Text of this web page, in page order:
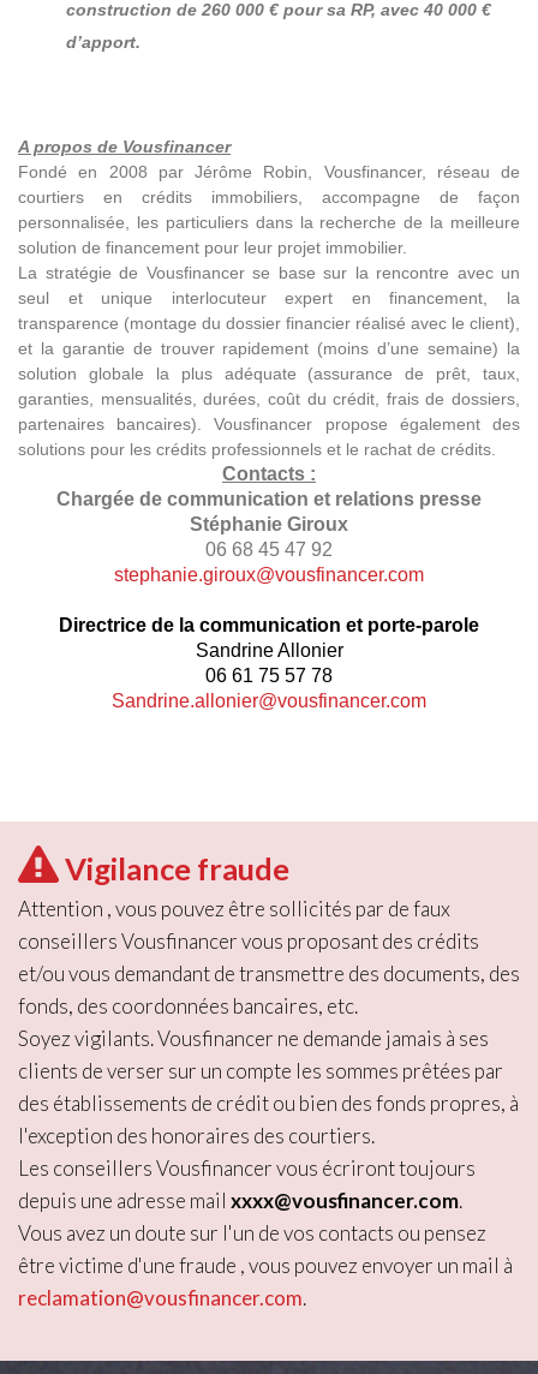
construction de 260 000 € pour sa RP, avec 40 000 €
d’apport.
A propos de Vousfinancer
Fondé en 2008 par Jérôme Robin, Vousfinancer, réseau de
courtiers en crédits immobiliers, accompagne de façon
personnalisée, les particuliers dans la recherche de la meilleure
solution de financement pour leur projet immobilier.
La stratégie de Vousfinancer se base sur la rencontre avec un
seul et unique interlocuteur expert en financement, la
transparence (montage du dossier financier réalisé avec le client),
et la garantie de trouver rapidement (moins d’une semaine) la
solution globale la plus adéquate (assurance de prêt, taux,
garanties, mensualités, durées, coût du crédit, frais de dossiers,
partenaires bancaires). Vousfinancer propose également des
solutions pour les crédits professionnels et le rachat de crédits.
Contacts :
Chargée de communication et relations presse
Stéphanie Giroux
06 68 45 47 92
stephanie.giroux@vousfinancer.com
Directrice de la communication et porte-parole
Sandrine Allonier
06 61 75 57 78
Sandrine.allonier@vousfinancer.com
Vigilance fraude
Attention , vous pouvez être sollicités par de faux
conseillers Vousfinancer vous proposant des crédits
et/ou vous demandant de transmettre des documents, des
fonds, des coordonnées bancaires, etc.
Soyez vigilants. Vousfinancer ne demande jamais à ses
clients de verser sur un compte les sommes prêtées par
des établissements de crédit ou bien des fonds propres, à
l'exception des honoraires des courtiers.
Les conseillers Vousfinancer vous écriront toujours
depuis une adresse mail xxxx@vousfinancer.com.
Vous avez un doute sur l'un de vos contacts ou pensez
être victime d'une fraude , vous pouvez envoyer un mail à
reclamation@vousfinancer.com.